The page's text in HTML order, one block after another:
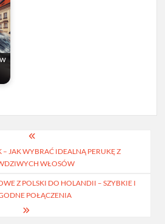
JAK WYBRAĆ IDEALNĄ PERUKĘ Z
WŁOSÓW
Z POLSKI DO HOLANDII – SZYBKIE I
POŁĄCZENIA